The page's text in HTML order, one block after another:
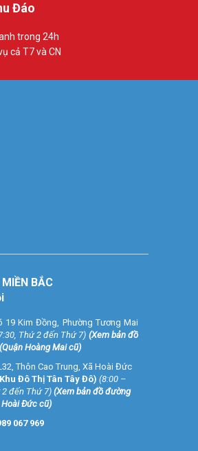
Đáo
trong 24h
cả T7 và CN
BẮC
19 Kim Đồng, Phường Tương Mai
Thứ 2 đến Thứ 7) (Xem bản đồ
Hoàng Mai cũ)
Thôn Cao Trung, Xã Hoài Đức
Đô Thị Tân Tây Đô) (8:00 –
2 đến Thứ 7) (Xem bản đồ đường
Hoài Đức cũ)
067 969